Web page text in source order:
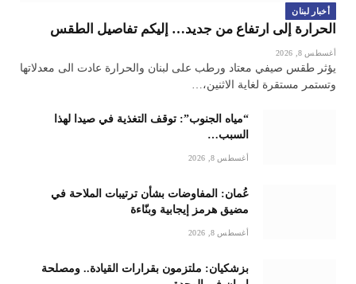
أخبار لبنان
الحرارة إلى ارتفاع من جديد… إليكم تفاصيل الطقس
أغسطس 8, 2026
يؤثر طقس صيفي معتاد ورطب على لبنان والحرارة عادت الى معدلاتها
وتستمر مستقرة لغاية الاثنين،…
“مياه الجنوب”: توقف التغذية في صيدا لهذا
السبب…
أغسطس 8, 2026
عُمان: المفاوضات بشأن ترتيبات الملاحة في
مضيق هرمز إيجابية وبنّاءة
أغسطس 8, 2026
بزشكيان: ملتزمون بقرارات القيادة.. ومصلحة